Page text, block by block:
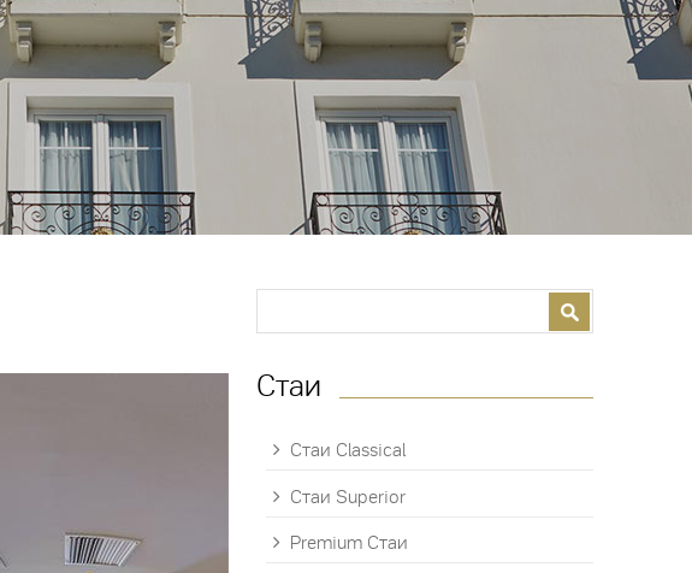
Стаи
Стаи Classical
Стаи Superior
Premium Стаи